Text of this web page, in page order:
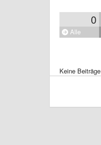
0
Alle
Keine Beiträge